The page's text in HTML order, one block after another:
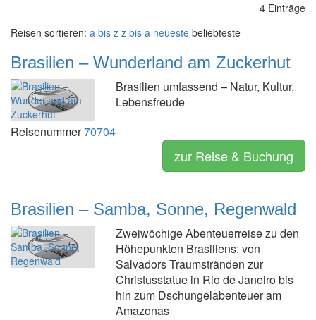
4 Einträge
Reisen sortieren: a bis z z bis a neueste beliebteste
Brasilien – Wunderland am Zuckerhut
Brasilien umfassend – Natur, Kultur,
Lebensfreude
Reisenummer70704
zur Reise & Buchung
Brasilien – Samba, Sonne, Regenwald
Zweiwöchige Abenteuerreise zu den
Höhepunkten Brasiliens: von
Salvadors Traumstränden zur
Christusstatue in Rio de Janeiro bis
hin zum Dschungelabenteuer am
Amazonas